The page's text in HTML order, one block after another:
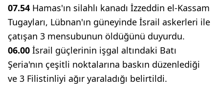
07.54 Hamas'ın silahlı kanadı İzzeddin el-Kassam
Tugayları, Lübnan'ın güneyinde İsrail askerleri ile
çatışan 3 mensubunun öldüğünü duyurdu.
06.00 İsrail güçlerinin işgal altındaki Batı
Şeria'nın çeşitli noktalarına baskın düzenlediği
ve 3 Filistinliyi ağır yaraladığı belirtildi.